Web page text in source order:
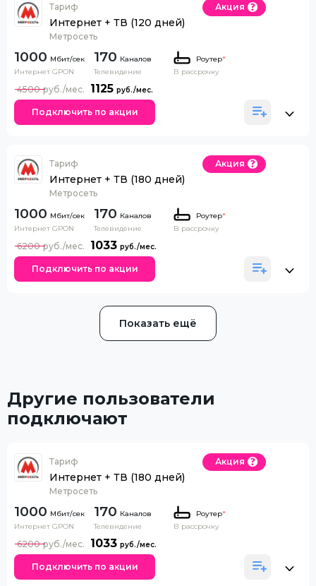
Тариф
Интернет + ТВ (120 дней)
Метросеть
Акция
1000
Интернет GPON
170 Каналов
Телевидение
Роутер*
В рассрочку
1125
4500
Подключить по акции
Тариф
Интернет + ТВ (180 дней)
Метросеть
Акция
1000
Интернет GPON
170 Каналов
Телевидение
Роутер*
В рассрочку
1033
6200
Подключить по акции
Показать ещё
Другие пользователи
подключают
Тариф
Интернет + ТВ (180 дней)
Метросеть
Акция
1000
Интернет GPON
170 Каналов
Телевидение
Роутер*
В рассрочку
1033
6200
Подключить по акции